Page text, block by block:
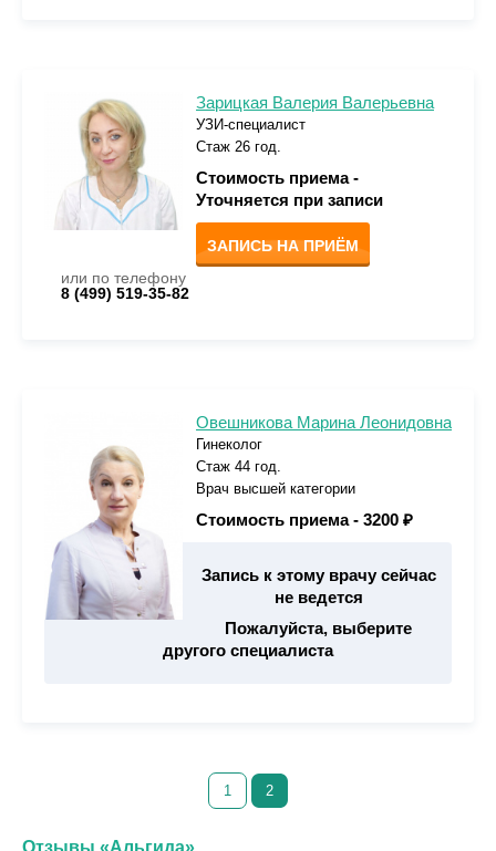
Зарицкая Валерия Валерьевна
УЗИ-специалист
Стаж 26 год.
Стоимость приема -
Уточняется при записи
ЗАПИСЬ НА ПРИЁМ
или по телефону
8 (499) 519-35-82
Овешникова Марина Леонидовна
Гинеколог
Стаж 44 год.
Врач высшей категории
Стоимость приема - 3200 ₽
Запись к этому врачу сейчас
не ведется
Пожалуйста, выберите
другого специалиста
1 2
Отзывы «Альгида»